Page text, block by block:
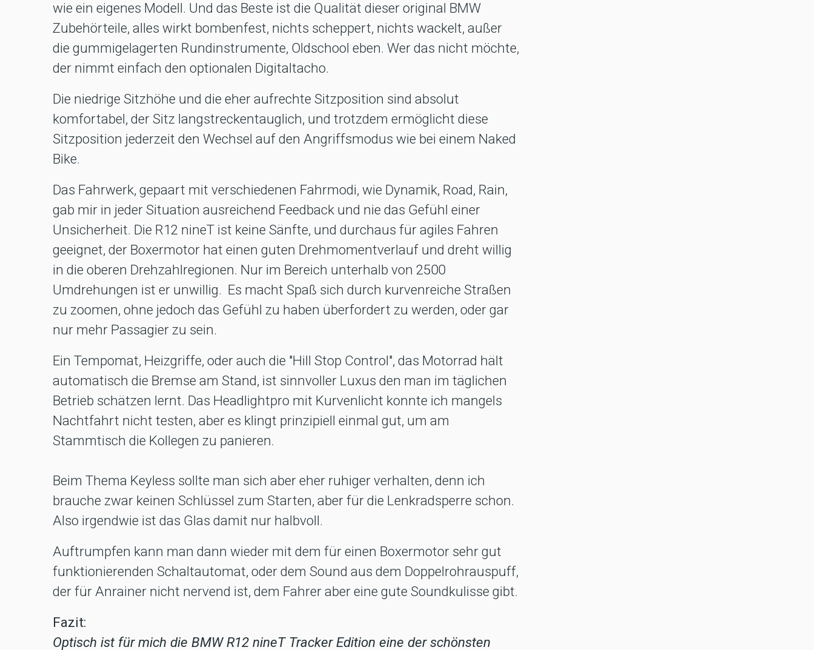
wie ein eigenes Modell. Und das Beste ist die Qualität dieser original BMW
Zubehörteile, alles wirkt bombenfest, nichts scheppert, nichts wackelt, außer
die gummigelagerten Rundinstrumente, Oldschool eben. Wer das nicht möchte,
der nimmt einfach den optionalen Digitaltacho.
Die niedrige Sitzhöhe und die eher aufrechte Sitzposition sind absolut
komfortabel, der Sitz langstreckentauglich, und trotzdem ermöglicht diese
Sitzposition jederzeit den Wechsel auf den Angriffsmodus wie bei einem Naked
Bike.
Das Fahrwerk, gepaart mit verschiedenen Fahrmodi, wie Dynamik, Road, Rain,
gab mir in jeder Situation ausreichend Feedback und nie das Gefühl einer
Unsicherheit. Die R12 nineT ist keine Sänfte, und durchaus für agiles Fahren
geeignet, der Boxermotor hat einen guten Drehmomentverlauf und dreht willig
in die oberen Drehzahlregionen. Nur im Bereich unterhalb von 2500
Umdrehungen ist er unwillig. Es macht Spaß sich durch kurvenreiche Straßen
zu zoomen, ohne jedoch das Gefühl zu haben überfordert zu werden, oder gar
nur mehr Passagier zu sein.
Ein Tempomat, Heizgriffe, oder auch die "Hill Stop Control", das Motorrad hält
automatisch die Bremse am Stand, ist sinnvoller Luxus den man im täglichen
Betrieb schätzen lernt. Das Headlightpro mit Kurvenlicht konnte ich mangels
Nachtfahrt nicht testen, aber es klingt prinzipiell einmal gut, um am
Stammtisch die Kollegen zu panieren.
Beim Thema Keyless sollte man sich aber eher ruhiger verhalten, denn ich
brauche zwar keinen Schlüssel zum Starten, aber für die Lenkradsperre schon.
Also irgendwie ist das Glas damit nur halbvoll.
Auftrumpfen kann man dann wieder mit dem für einen Boxermotor sehr gut
funktionierenden Schaltautomat, oder dem Sound aus dem Doppelrohrauspuff,
der für Anrainer nicht nervend ist, dem Fahrer aber eine gute Soundkulisse gibt.
Fazit:
Optisch ist für mich die BMW R12 nineT Tracker Edition eine der schönsten